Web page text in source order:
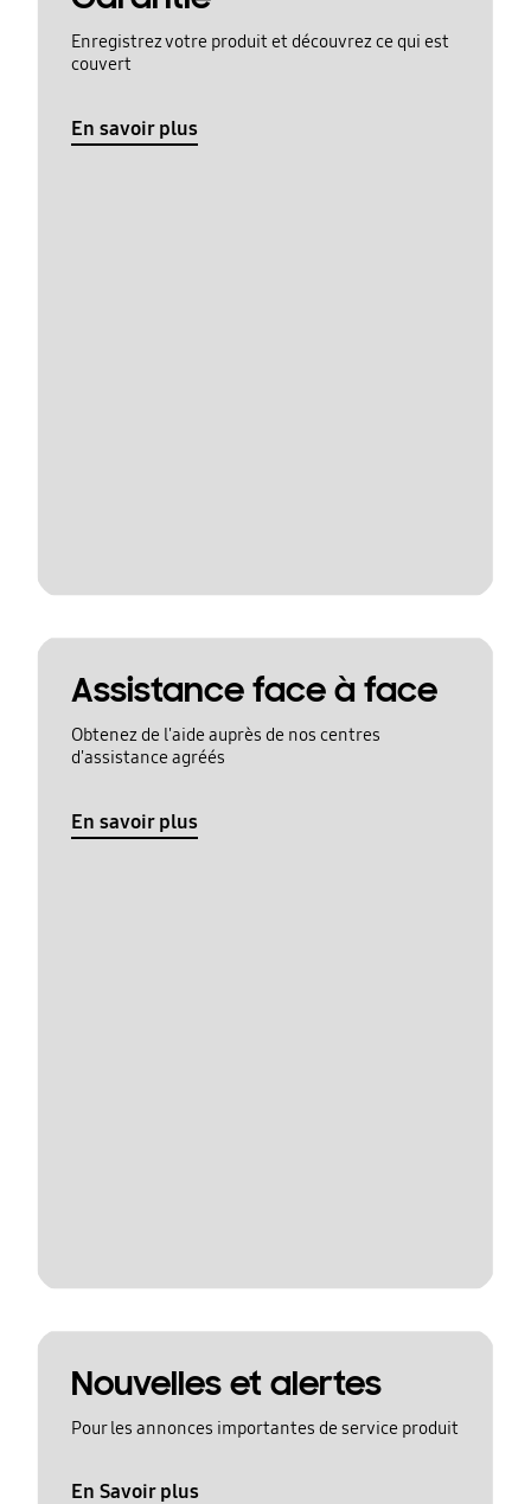
Enregistrez votre produit et découvrez ce qui est
couvert
En savoir plus
Assistance face à face
Obtenez de l'aide auprès de nos centres
d'assistance agréés
En savoir plus
Nouvelles et alertes
Pour les annonces importantes de service produit
En Savoir plus